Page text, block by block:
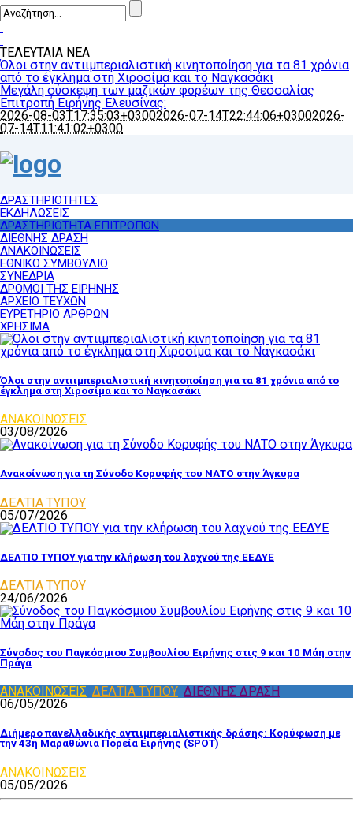
ΤΕΛΕΥΤΑΙΑ ΝΕΑ
Όλοι στην αντιιμπεριαλιστική κινητοποίηση για τα 81 χρόνια
από το έγκλημα στη Χιροσίμα και το Ναγκασάκι
Μεγάλη σύσκεψη των μαζικών φορέων της Θεσσαλίας
Επιτροπή Ειρήνης Ελευσίνας:
2026-08-03T17:35:03+03002026-07-14T22:44:06+03002026-
07-14T11:41:02+0300
ΔΡΑΣΤΗΡΙΟΤΗΤΕΣ
ΕΚΔΗΛΩΣΕΙΣ
ΔΡΑΣΤΗΡΙΟΤΗΤΑ ΕΠΙΤΡΟΠΩΝ
ΔΙΕΘΝΗΣ ΔΡΑΣΗ
ΑΝΑΚΟΙΝΩΣΕΙΣ
ΕΘΝΙΚΟ ΣΥΜΒΟΥΛΙΟ
ΣΥΝΕΔΡΙΑ
ΔΡΟΜΟΙ ΤΗΣ ΕΙΡΗΝΗΣ
ΑΡΧΕΙΟ ΤΕΥΧΩΝ
ΕΥΡΕΤΗΡΙΟ ΑΡΘΡΩΝ
ΧΡΗΣΙΜΑ
Όλοι στην αντιιμπεριαλιστική κινητοποίηση για τα 81 χρόνια από το
έγκλημα στη Χιροσίμα και το Ναγκασάκι
ΑΝΑΚΟΙΝΩΣΕΙΣ
03/08/2026
Ανακοίνωση για τη Σύνοδο Κορυφής του ΝΑΤΟ στην Άγκυρα
ΔΕΛΤΙΑ ΤΥΠΟΥ
05/07/2026
ΔΕΛΤΙΟ ΤΥΠΟΥ για την κλήρωση του λαχνού της ΕΕΔΥΕ
ΔΕΛΤΙΑ ΤΥΠΟΥ
24/06/2026
Σύνοδος του Παγκόσμιου Συμβουλίου Ειρήνης στις 9 και 10 Μάη στην
Πράγα
ΑΝΑΚΟΙΝΩΣΕΙΣ ΔΕΛΤΙΑ ΤΥΠΟΥ ΔΙΕΘΝΗΣ ΔΡΑΣΗ
06/05/2026
Διήμερο πανελλαδικής αντιιμπεριαλιστικής δράσης: Κορύφωση με
την 43η Μαραθώνια Πορεία Ειρήνης (SPOT)
ΑΝΑΚΟΙΝΩΣΕΙΣ
05/05/2026